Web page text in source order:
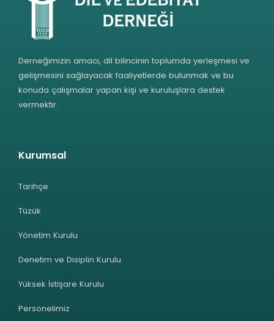
Derneğimizin amacı, dil bilincinin toplumda yerleşmesi ve
gelişmesini sağlayacak faaliyetlerde bulunmak ve bu
konuda çalışmalar yapan kişi ve kuruluşlara destek
vermektir.
Kurumsal
Tarihçe
Tüzük
Yönetim Kurulu
Denetim ve Disiplin Kurulu
Yüksek İstişare Kurulu
Personelimiz